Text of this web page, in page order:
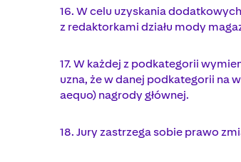
16. W celu uzyskania
z redaktorkami działu mody
17. W każdej z podkategorii
uzna, że w danej podkategorii na
aequo) nagrody głównej.
18. Jury zastrzega sobie prawo